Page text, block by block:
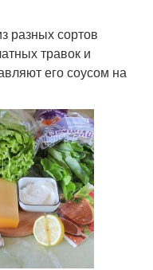
разных сортов
травок и
его соусом на